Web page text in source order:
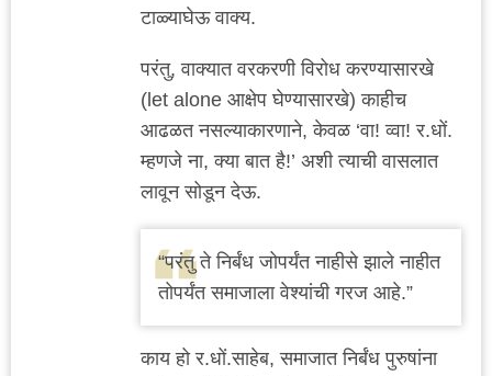
टाळ्याघेऊ वाक्य.
परंतु, वाक्यात वरकरणी विरोध करण्यासारखे
(let alone आक्षेप घेण्यासारखे) काहीच
आढळत नसल्याकारणाने, केवळ ‘वा! व्वा! र.धों.
म्हणजे ना, क्या बात है!’ अशी त्याची वासलात
लावून सोडून देऊ.
“परंतु ते निर्बंध जोपर्यंत नाहीसे झाले नाहीत
तोपर्यंत समाजाला वेश्यांची गरज आहे.”
काय हो र.धों.साहेब, समाजात निर्बंध पुरुषांना